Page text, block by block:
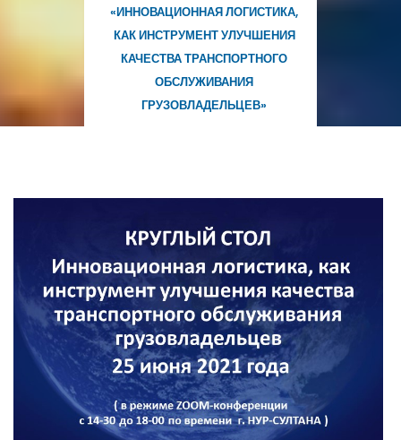
«ИННОВАЦИОННАЯ ЛОГИСТИКА,
КАК ИНСТРУМЕНТ УЛУЧШЕНИЯ
КАЧЕСТВА ТРАНСПОРТНОГО
ОБСЛУЖИВАНИЯ
ГРУЗОВЛАДЕЛЬЦЕВ»